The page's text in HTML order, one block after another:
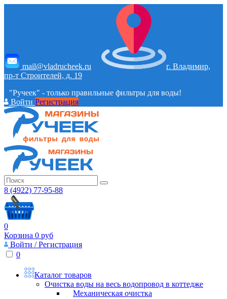
mail@vladrucheek.ru
г. Владимир,
пр-т Строителей, д. 19
"Ручеек" - только правильные фильтры для воды!
ВойтиРегистрация
8 (4922) 77-95-88
0
Корзина 0 руб
Войти / Регистрация
0
Каталог товаров
Очистка воды на весь водопровод в коттедже
Механическая очистка